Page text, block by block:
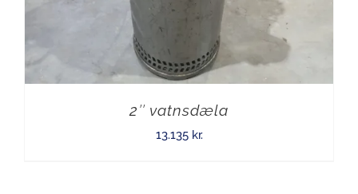
2″ vatnsdæla
13.135 kr.